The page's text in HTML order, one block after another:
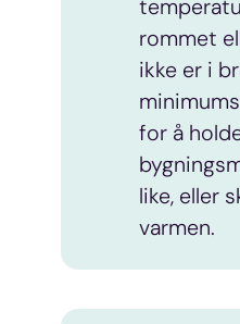
rommet
ikke er i
for å
like, eller
varmen.